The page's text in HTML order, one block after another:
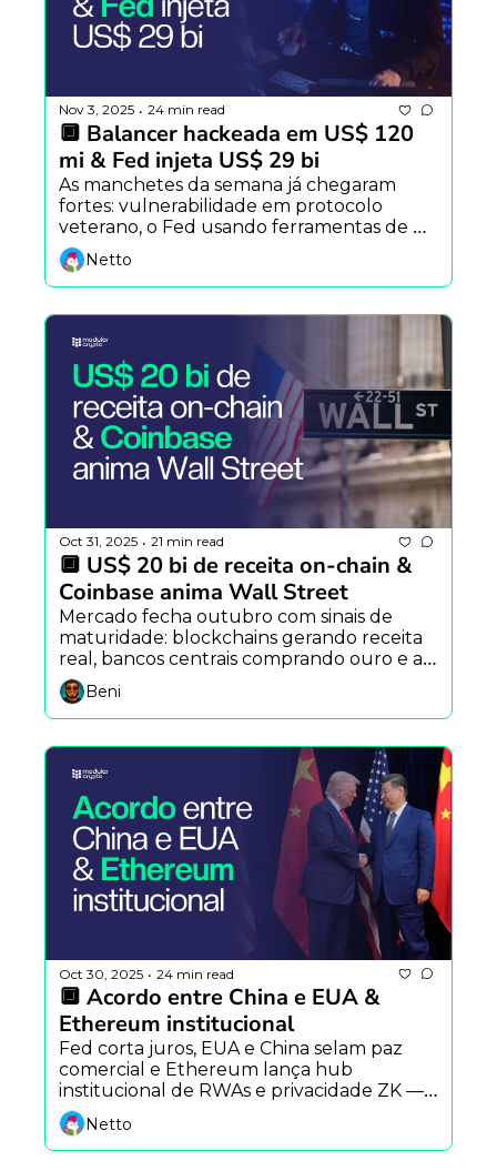
Nov 3, 2025 • 24 min read
🔲 Balancer hackeada em US$ 120
mi & Fed injeta US$ 29 bi
As manchetes da semana já chegaram
fortes: vulnerabilidade em protocolo
veterano, o Fed usando ferramentas de
emergência e o ZKsync virando tema
central após upgrade histórico.
Netto
Oct 31, 2025 • 21 min read
🔲 US$ 20 bi de receita on-chain &
Coinbase anima Wall Street
Mercado fecha outubro com sinais de
maturidade: blockchains gerando receita
real, bancos centrais comprando ouro e a
Coinbase provando que dá pra lucrar até
na queda.
Beni
Oct 30, 2025 • 24 min read
🔲 Acordo entre China e EUA &
Ethereum institucional
Fed corta juros, EUA e China selam paz
comercial e Ethereum lança hub
institucional de RWAs e privacidade ZK —
tudo nas últimas 24 horas.
Netto